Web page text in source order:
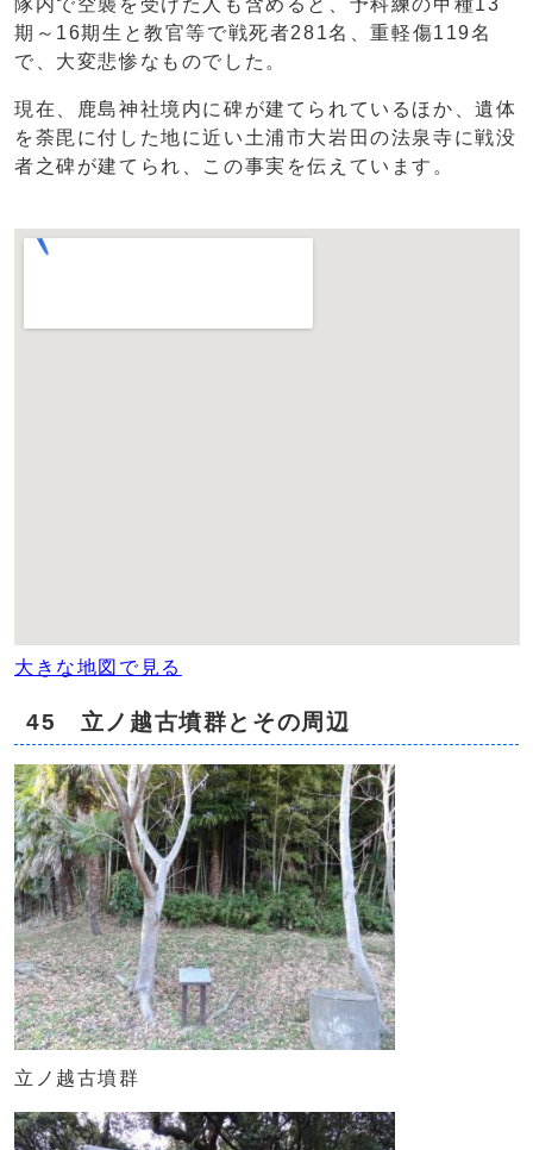
隊内で空襲を受けた人も含めると、予科練の甲種13
期～16期生と教官等で戦死者281名、重軽傷119名
で、大変悲惨なものでした。
現在、鹿島神社境内に碑が建てられているほか、遺体
を荼毘に付した地に近い土浦市大岩田の法泉寺に戦没
者之碑が建てられ、この事実を伝えています。
大きな地図で見る
45 立ノ越古墳群とその周辺
立ノ越古墳群